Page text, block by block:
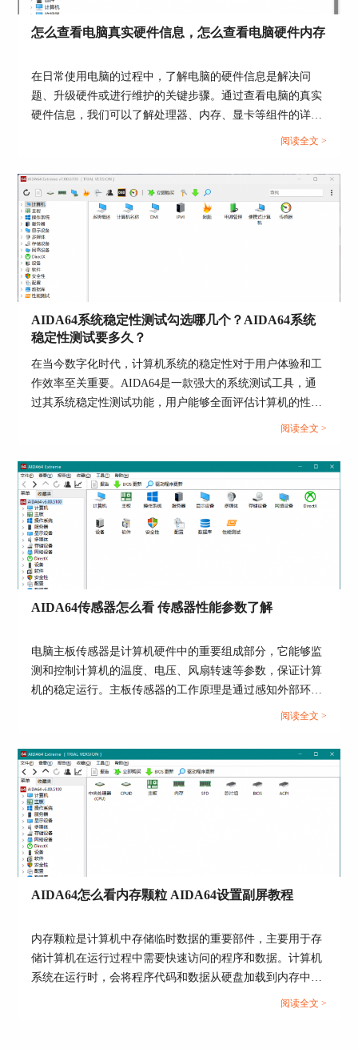
如图4所示。
图4 显示面板
定的，我们首先用鼠标左键选中此面板，然后按住
左键不放，就可以调整该面板的位置。
开OSD项目，如图6所示，选中锁定信息板位置，
然后点击应用，进行该步骤操作后，我们用左键拖
动面板，发现面板已经被固定。
怎么查看电脑真实硬件信息，怎么查看电脑硬件内存
在日常使用电脑的过程中，了解电脑的硬件信息是解决问
题、升级硬件或进行维护的关键步骤。通过查看电脑的真实
硬件信息，我们可以了解处理器、内存、显卡等组件的详细
信息，从而更好地了解电脑的性能和使用状况。接下来给大
存。...
阅读全文 >
AIDA64系统稳定性测试勾选哪几个？AIDA64系统
稳定性测试要多久？
在当今数字化时代，计算机系统的稳定性对于用户体验和工
作效率至关重要。AIDA64是一款强大的系统测试工具，通
过其系统稳定性测试功能，用户能够全面评估计算机的性能
和稳定性。而在进行AIDA64软件进行系统稳定性测试时，
定性测试勾选哪几个，AIDA64系统稳定性测试要多久的具
体内容。...
阅读全文 >
AIDA64传感器怎么看 传感器性能参数了解
电脑主板传感器是计算机硬件中的重要组成部分，它能够监
测和控制计算机的温度、电压、风扇转速等参数，保证计算
机的稳定运行。主板传感器的工作原理是通过感知外部环境
的变化，将这些变化转化为电信号，再通过主板上的芯片处
测和调节。AIDA64软件可以读取这些信息，并向用户作出
反馈。关于AIDA64传感器怎么看，传感器性能参数了解的
内容，本文向大家作简单介绍。...
阅读全文 >
AIDA64怎么看内存颗粒 AIDA64设置副屏教程
内存颗粒是计算机中存储临时数据的重要部件，主要用于存
储计算机在运行过程中需要快速访问的程序和数据。计算机
系统在运行时，会将程序代码和数据从硬盘加载到内存中，
以便CPU可以高速访问。内存颗粒通过SRAM和DRAM这两
阅读全文 >